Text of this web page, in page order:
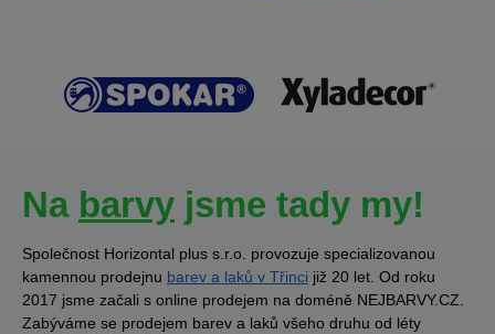
Na barvy jsme tady my!
Společnost Horizontal plus s.r.o. provozuje specializovanou
kamennou prodejnu barev a laků v Třinci již 20 let. Od roku
2017 jsme začali s online prodejem na doméně NEJBARVY.CZ.
Zabýváme se prodejem barev a laků všeho druhu od léty